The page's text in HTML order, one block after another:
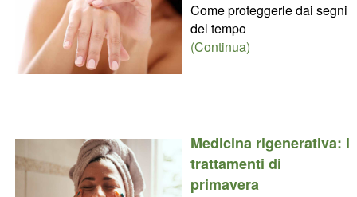
Come proteggerle dai segni
del tempo
(Continua)
Medicina rigenerativa: i
trattamenti di
primavera